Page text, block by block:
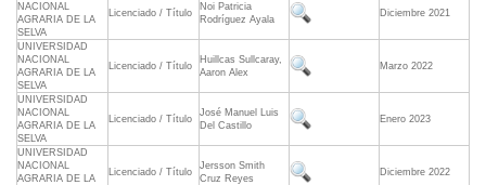
NACIONAL
AGRARIA DE LA
SELVA
Licenciado / Título
Noi Patricia
Rodríguez Ayala
Diciembre 2021
UNIVERSIDAD
NACIONAL
AGRARIA DE LA
SELVA
Licenciado / Título
Huillcas Sullcaray,
Aaron Alex
Marzo 2022
UNIVERSIDAD
NACIONAL
AGRARIA DE LA
SELVA
Licenciado / Título
José Manuel Luis
Del Castillo
Enero 2023
UNIVERSIDAD
NACIONAL
AGRARIA DE LA
Licenciado / Título
Jersson Smith
Cruz Reyes
Diciembre 2022